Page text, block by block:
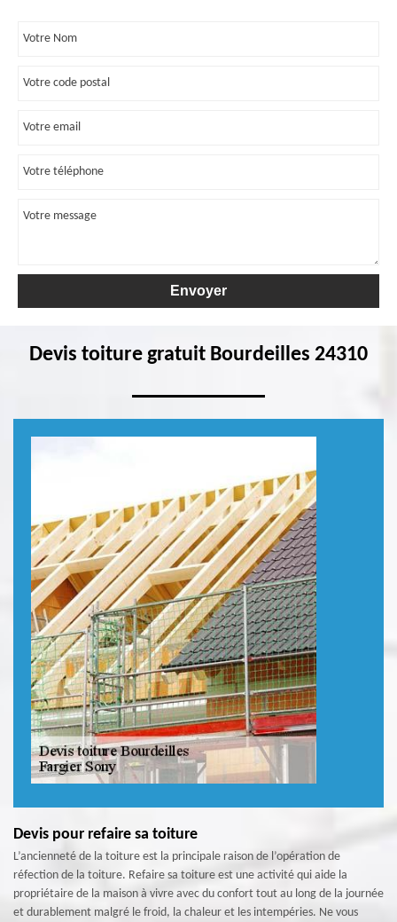
Devis toiture gratuit Bourdeilles 24310
Devis pour refaire sa toiture
L’ancienneté de la toiture est la principale raison de l’opération de
réfection de la toiture. Refaire sa toiture est une activité qui aide la
propriétaire de la maison à vivre avec du confort tout au long de la journée
et durablement malgré le froid, la chaleur et les intempéries. Ne vous